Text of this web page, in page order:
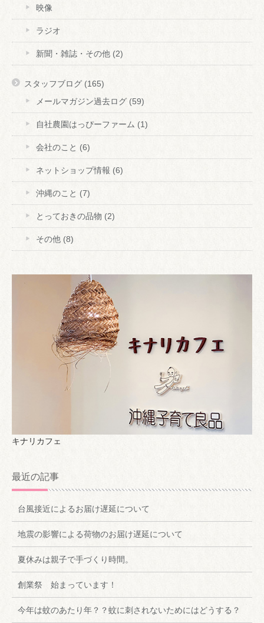
映像
ラジオ
新聞・雑誌・その他 (2)
スタッフブログ (165)
メールマガジン過去ログ (59)
自社農園はっぴーファーム (1)
会社のこと (6)
ネットショップ情報 (6)
沖縄のこと (7)
とっておきの品物 (2)
その他 (8)
キナリカフェ
最近の記事
台風接近によるお届け遅延について
地震の影響による荷物のお届け遅延について
夏休みは親子で手づくり時間。
創業祭 始まっています！
今年は蚊のあたり年？？蚊に刺されないためにはどうする？